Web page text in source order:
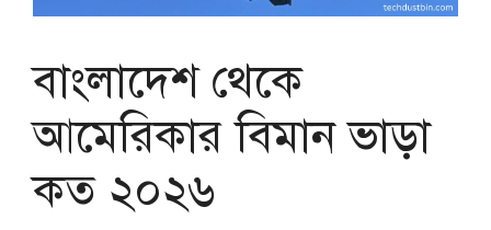
বাংলাদেশ থেকে
আমেরিকার বিমান ভাড়া
কত ২০২৬